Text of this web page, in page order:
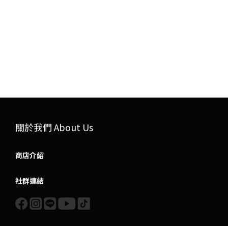
關於我們 About Us
商店介紹
社群連結